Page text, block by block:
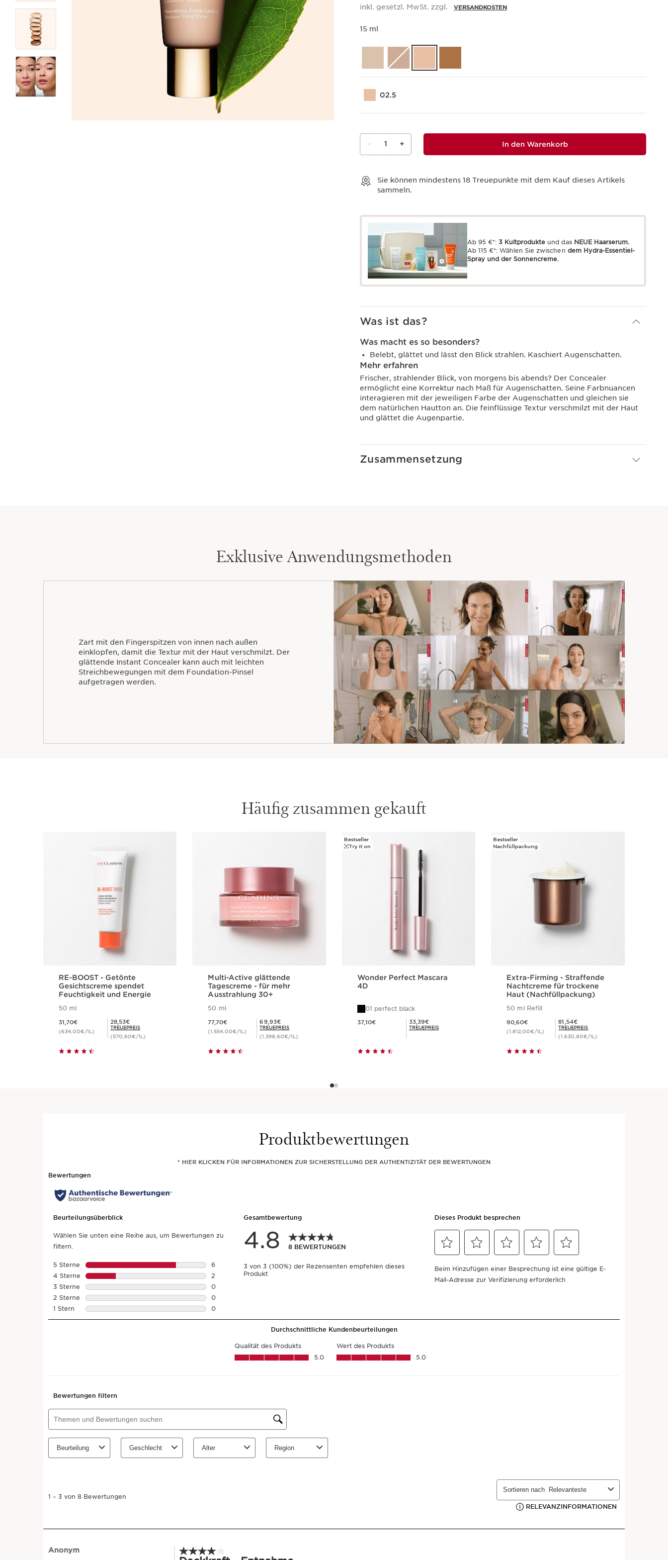
inkl. gesetzl. MwSt. zzgl. VERSANDKOSTEN
15 ml
02.5
- 1 + In den Warenkorb
Sie können mindestens 18 Treuepunkte mit dem Kauf dieses Artikels
sammeln.
Ab 95 €*:3 Kultprodukte und das NEUE Haarserum.
Ab 115 €*: Wählen Sie zwischen dem Hydra-Essentiel-
Spray und der Sonnencreme.
Was ist das?
Was macht es so besonders?
Belebt, glättet und lässt den Blick strahlen. Kaschiert Augenschatten.
Mehr erfahren
Frischer, strahlender Blick, von morgens bis abends? Der Concealer
ermöglicht eine Korrektur nach Maß für Augenschatten. Seine Farbnuancen
interagieren mit der jeweiligen Farbe der Augenschatten und gleichen sie
dem natürlichen Hautton an. Die feinflüssige Textur verschmilzt mit der Haut
und glättet die Augenpartie.
Zusammensetzung
Exklusive Anwendungsmethoden
Zart mit den Fingerspitzen von innen nach außen
einklopfen, damit die Textur mit der Haut verschmilzt. Der
glättende Instant Concealer kann auch mit leichten
Streichbewegungen mit dem Foundation-Pinsel
aufgetragen werden.
Häufig zusammen gekauft
RE-BOOST - Getönte
Gesichtscreme spendet
Feuchtigkeit und Energie
50 ml
31,70€
(634,00€/1L)
Mitgliederpreis 28,53€
28,53€
TREUEPREIS
(570,60€/1L)
Schnellansicht
Multi-Active glättende
Tagescreme - für mehr
Ausstrahlung 30+
50 ml
77,70€
(1.554,00€/1L)
Mitgliederpreis 69,93€
69,93€
TREUEPREIS
(1.398,60€/1L)
Schnellansicht
Bestseller
Try it on
Wonder Perfect Mascara
4D
01 perfect black
37,10€ Mitgliederpreis 33,39€
33,39€
TREUEPREIS
Schnellansicht
Bestseller
Nachfüllpackung
Extra-Firming - Straffende
Nachtcreme für trockene
Haut (Nachfüllpackung)
50 ml Refill
90,60€
(1.812,00€/1L)
Mitgliederpreis 81,54€
81,54€
TREUEPREIS
(1.630,80€/1L)
Schnellansicht
Produktbewertungen
* HIER KLICKEN FÜR INFORMATIONEN ZUR SICHERSTELLUNG DER AUTHENTIZITÄT DER BEWERTUNGEN